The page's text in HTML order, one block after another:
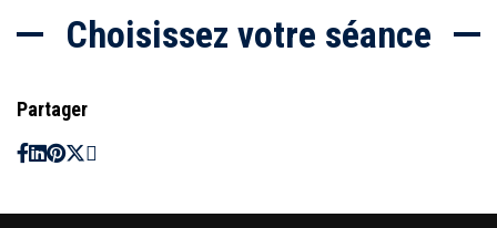
Choisissez votre séance
Partager